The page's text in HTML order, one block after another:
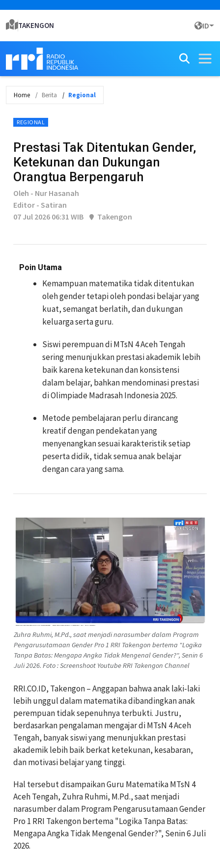
TAKENGON ID
Home Berita Regional
REGIONAL
Prestasi Tak Ditentukan Gender,
Ketekunan dan Dukungan
Orangtua Berpengaruh
Oleh - Nur Hasanah
Editor - Satiran
07 Jul 2026 06:31 WIB
Takengon
Poin Utama
Kemampuan matematika tidak ditentukan
oleh gender tetapi oleh pondasi belajar yang
kuat, semangat berlatih, dan dukungan
keluarga serta guru.
Siswi perempuan di MTsN 4 Aceh Tengah
sering menunjukkan prestasi akademik lebih
baik karena ketekunan dan konsistensi
dalam belajar, bahkan mendominasi prestasi
di Olimpiade Madrasah Indonesia 2025.
Metode pembelajaran perlu dirancang
kreatif dengan pendekatan yang
menyenangkan sesuai karakteristik setiap
peserta didik, tidak semua anak belajar
dengan cara yang sama.
Zuhra Ruhmi, M.Pd., saat menjadi narasumber dalam Program
Pengarusutamaan Gender Pro 1 RRI Takengon bertema "Logika
Tanpa Batas: Mengapa Angka Tidak Mengenal Gender?", Senin 6
Juli 2026. Foto : Screenshoot Youtube RRI Takengon Channel
RRI.CO.ID, Takengon – Anggapan bahwa anak laki-laki
lebih unggul dalam matematika dibandingkan anak
perempuan tidak sepenuhnya terbukti. Justru,
berdasarkan pengalaman mengajar di MTsN 4 Aceh
Tengah, banyak siswi yang menunjukkan prestasi
akademik lebih baik berkat ketekunan, kesabaran,
dan motivasi belajar yang tinggi.
Hal tersebut disampaikan Guru Matematika MTsN 4
Aceh Tengah, Zuhra Ruhmi, M.Pd., saat menjadi
narasumber dalam Program Pengarusutamaan Gender
Pro 1 RRI Takengon bertema "Logika Tanpa Batas:
Mengapa Angka Tidak Mengenal Gender?", Senin 6 Juli
2026.